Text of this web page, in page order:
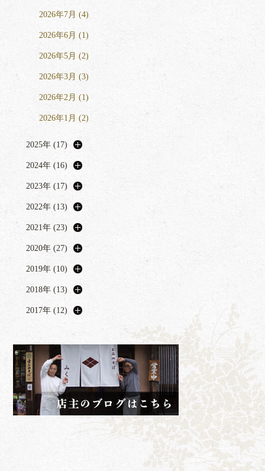
2026年7月 (4)
2026年6月 (1)
2026年5月 (2)
2026年3月 (3)
2026年2月 (1)
2026年1月 (2)
2025年 (17)
2024年 (16)
2023年 (17)
2022年 (13)
2021年 (23)
2020年 (27)
2019年 (10)
2018年 (13)
2017年 (12)